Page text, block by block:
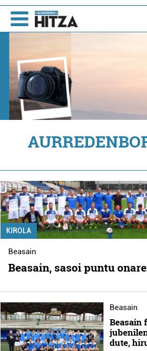
KIROLA
Beasain
Beasain, sasoi puntu
Beasain
Beasain
dute,